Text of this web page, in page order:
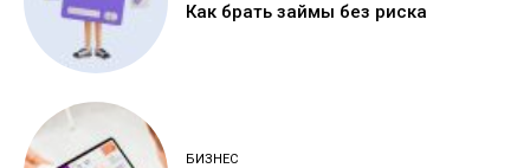
Как брать займы без риска
БИЗНЕС